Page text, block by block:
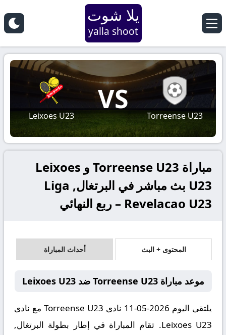
يلا شوت
yalla shoot
Torreense U23
VS
Leixoes U23
مباراة Torreense U23 و Leixoes
U23 بث مباشر في البرتغال, Liga
Revelacao U23 – ربع النهائي
المحتوى + البث أحداث المباراة
موعد مباراة Torreense U23 ضد Leixoes U23
يلتقى اليوم 2026-05-11 نادى Torreense U23 مع نادى
Leixoes U23. تقام المباراة في إطار بطولة البرتغال,